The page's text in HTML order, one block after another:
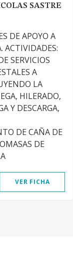
SASTRE
DE APOYO A
ACTIVIDADES:
SERVICIOS
A
LA
HILERADO,
Y DESCARGA,
DE CAÑA DE
DE
VER FICHA